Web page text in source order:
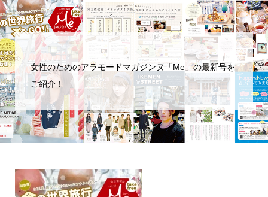
女性のためのアラモードマガジンヌ「Me」の最新号を
ご紹介！